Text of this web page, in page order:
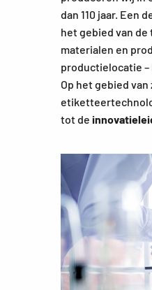
dan 110 jaar. Een
het gebied van
materialen en
productielocatie
Op het gebied
tot de